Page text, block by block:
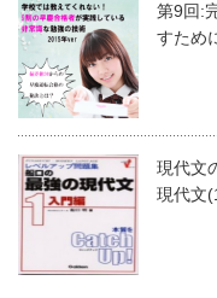
第9回:
すため
現代文
現代文